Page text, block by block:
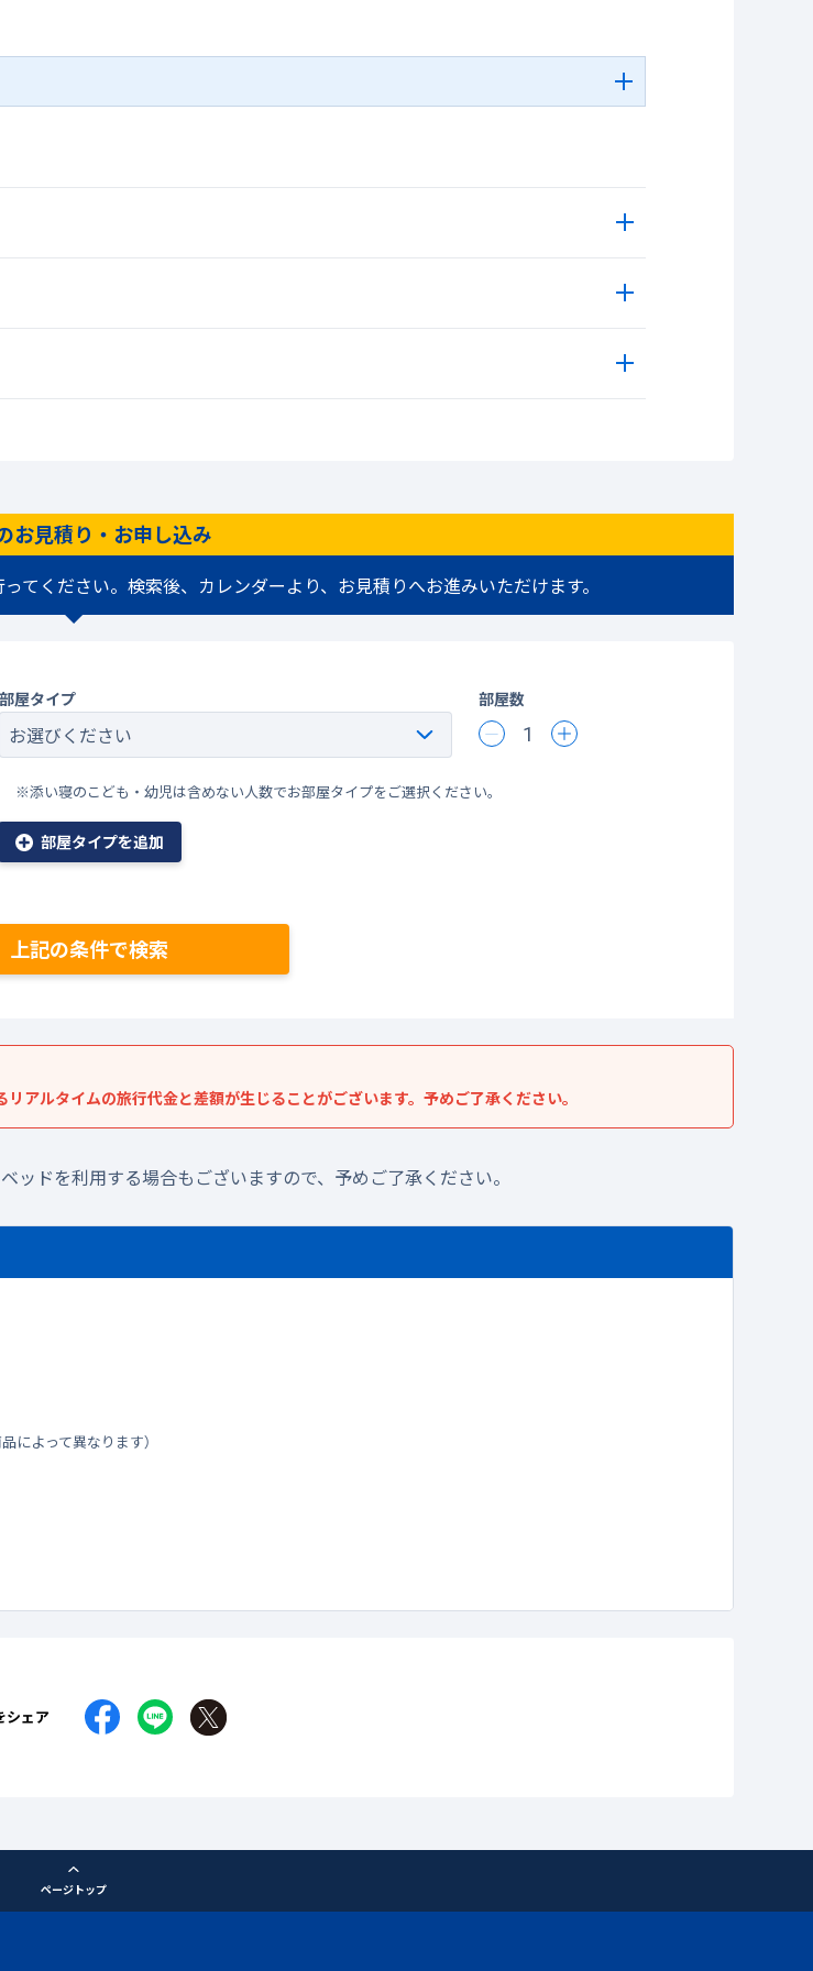
お見積り・お申し込み
てください。検索後、カレンダーより、お見積りへお進みいただけます。
部屋タイプ 部屋数
1
※添い寝のこども・幼児は含めない人数でお部屋タイプをご選択ください。
部屋タイプを追加
上記の条件で検索
アルタイムの旅行代金と差額が生じることがございます。予めご了承ください。
ドを利用する場合もございますので、予めご了承ください。
によって異なります）
シェア
ページトップ